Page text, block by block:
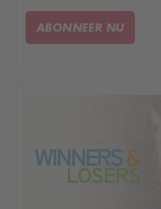
ABONNEER NU